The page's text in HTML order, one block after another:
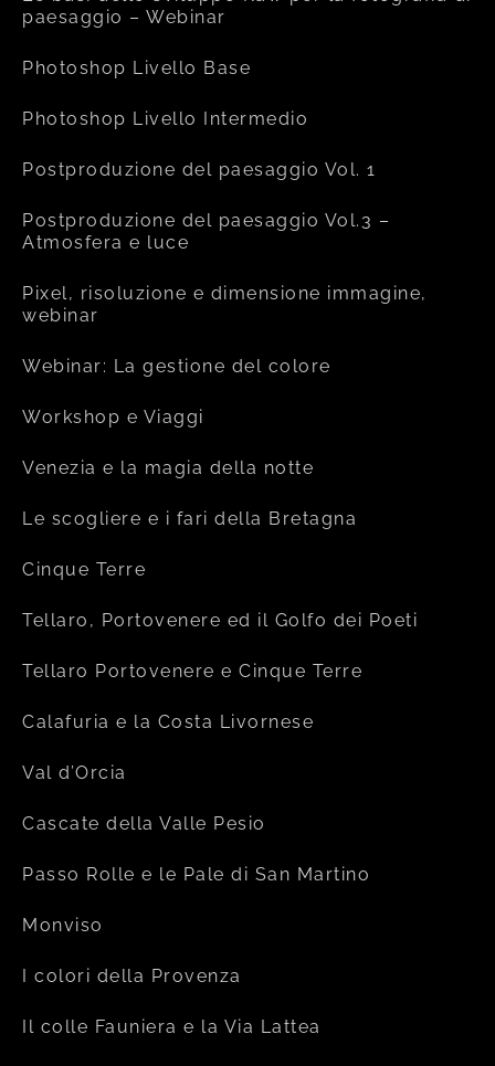
paesaggio – Webinar
Photoshop Livello Base
Photoshop Livello Intermedio
Postproduzione del paesaggio Vol. 1
Postproduzione del paesaggio Vol.3 –
Atmosfera e luce
Pixel, risoluzione e dimensione immagine,
webinar
Webinar: La gestione del colore
Workshop e Viaggi
Venezia e la magia della notte
Le scogliere e i fari della Bretagna
Cinque Terre
Tellaro, Portovenere ed il Golfo dei Poeti
Tellaro Portovenere e Cinque Terre
Calafuria e la Costa Livornese
Val d’Orcia
Cascate della Valle Pesio
Passo Rolle e le Pale di San Martino
Monviso
I colori della Provenza
Il colle Fauniera e la Via Lattea